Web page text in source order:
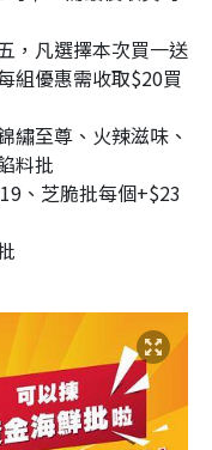
，凡選擇本次買一送
組優惠需收取$20買
繡至尊、火辣滋味、
料批
、芝脆批每個+$23